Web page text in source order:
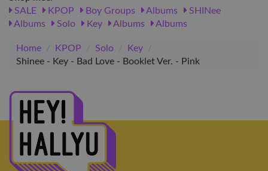
SALE
KPOP Boy Groups Albums
SHINee
Albums
Solo Key Albums Albums
Home / KPOP / Solo / Key
/
Shinee - Key - Bad Love - Booklet Ver. - Pink